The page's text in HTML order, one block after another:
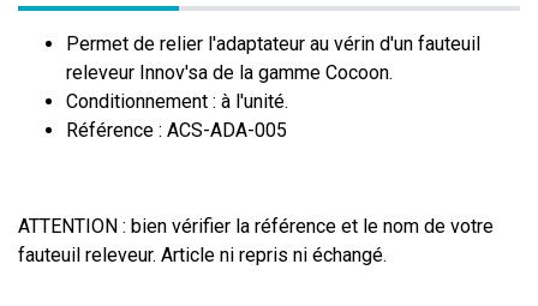
Permet de relier l'adaptateur au vérin d'un fauteuil
releveur Innov'sa de la gamme Cocoon.
Conditionnement : à l'unité.
Référence : ACS-ADA-005
ATTENTION : bien vérifier la référence et le nom de votre
fauteuil releveur. Article ni repris ni échangé.